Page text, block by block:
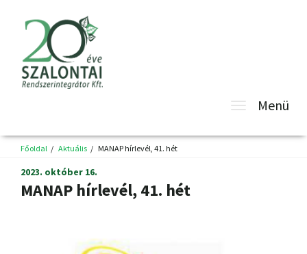
Toggle
Menü
Főoldal Aktuális MANAP hírlevél, 41. hét
2023. október 16.
MANAP hírlevél, 41. hét